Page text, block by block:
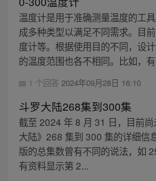
温度计是用于准确测量温度的工
成多种类型以满足不同需求。目
度计等。根据使用目的不同，设
的温度范围也各不相同。比如，
1 个回答 2024年09月28日 16:10
斗罗大陆268集到300集
截至 2024 年 8 月 31 日，目前
大陆》268 集到 300 集的详细信
版的总集数曾有不同的说法，如
有资料显示第 2...